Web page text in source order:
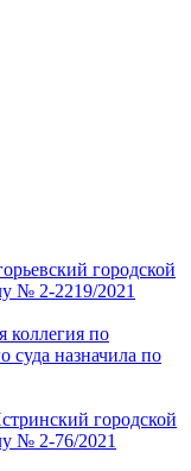
городской
№ 2-2219/2021
коллегия по
суда назначила по
городской
№ 2-76/2021